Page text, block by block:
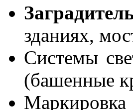
зданиях,
Системы
(башенные